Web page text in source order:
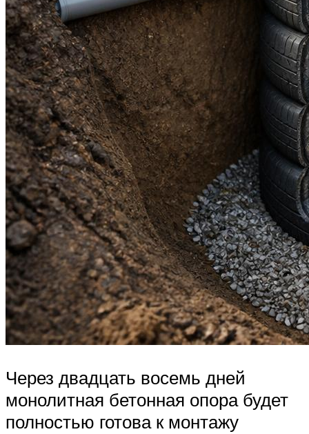
Через двадцать восемь дней
монолитная бетонная опора будет
полностью готова к монтажу